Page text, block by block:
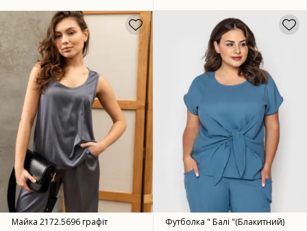
Майка 2172.5696 графіт Футболка " Балі "(Блакитний)